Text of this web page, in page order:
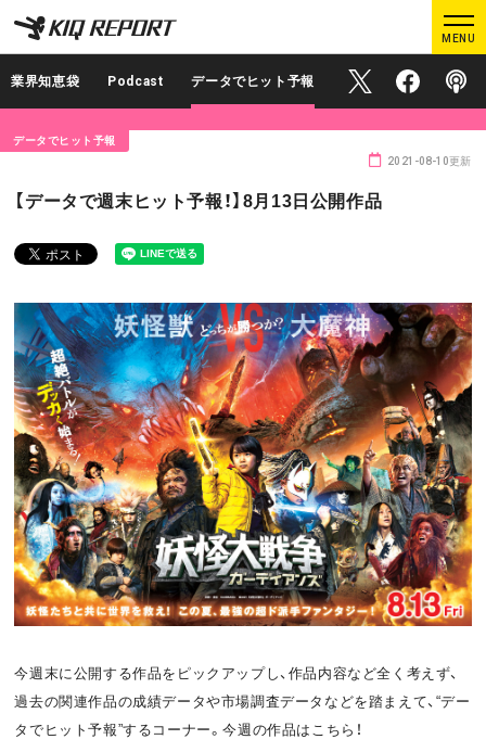
K
I
Q
R
P
R
MENU
K
I
Q
R
P
R
ログイン 新規登録
MAIN CONTENTS
プロが見たこの映画 業界知恵袋
Podcast データでヒット予報
KIQ REPORTとは? 運営会社
お問い合わせ 利用規約
プライバシーポリシー 関連リンク
OFFICIAL
T
w
F
P
業界知恵袋 Podcast データでヒット予報
Official XOfficial
データでヒット予報
【データで週末ヒット予報！】8月13日公開作品
2021-08-10更新
今週末に公開する作品をピックアップし、作品内容など全く考えず、
過去の関連作品の成績データや市場調査データなどを踏まえて、“デー
タでヒット予報”するコーナー。今週の作品はこちら！